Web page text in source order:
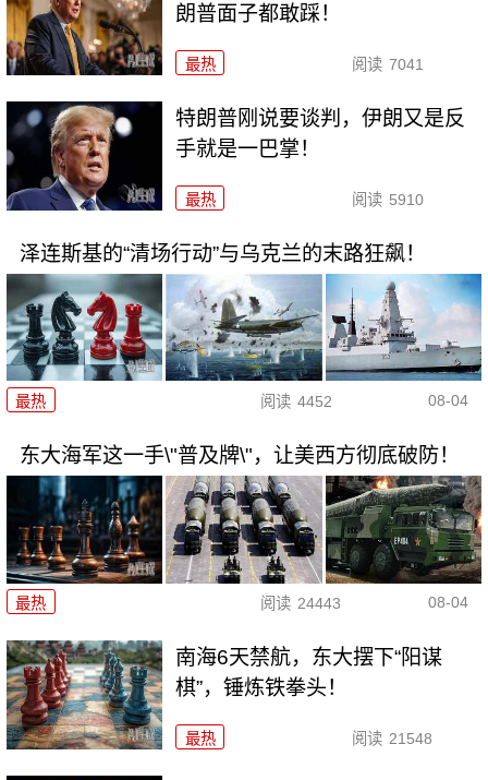
朗普面子都敢踩！
最热 阅读 7041
特朗普刚说要谈判，伊朗又是反
手就是一巴掌！
最热 阅读 5910
泽连斯基的“清场行动”与乌克兰的末路狂飙！
最热 阅读 4452 08-04
东大海军这一手\"普及牌\"，让美西方彻底破防！
最热 阅读 24443 08-04
南海6天禁航，东大摆下“阳谋
棋”，锤炼铁拳头！
最热 阅读 21548